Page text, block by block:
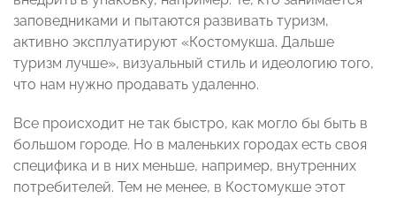
заповедниками и пытаются развивать туризм,
активно эксплуатируют «Костомукша. Дальше
туризм лучше», визуальный стиль и идеологию того,
что нам нужно продавать удаленно.
Все происходит не так быстро, как могло бы быть в
большом городе. Но в маленьких городах есть своя
специфика и в них меньше, например, внутренних
потребителей. Тем не менее, в Костомукше этот